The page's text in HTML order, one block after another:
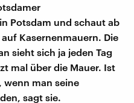
Potsdam und schaut ab
Kasernenmauern. Die
sieht sich ja jeden Tag
mal über die Mauer. Ist
wenn man seine
sagt sie.